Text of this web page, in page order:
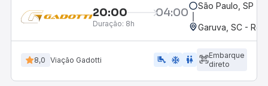
20:00 04:00
Duração: 8h
São Paulo, SP -
Garuva, SC -
8,0 Viação Gadotti airline_seat_legroom_extra ac_unit wc
Embarque
direto